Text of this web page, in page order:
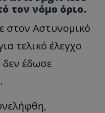
τον νόμο όριο.
στον Αστυνομικό
τελικό έλεγχο
έδωσε